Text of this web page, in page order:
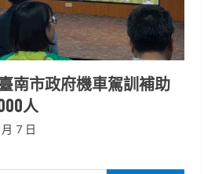
南市政府機車駕訓補助
人
7 日